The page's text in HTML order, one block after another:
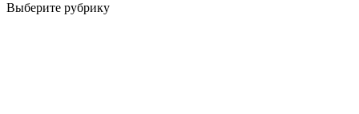
Выберите рубрику